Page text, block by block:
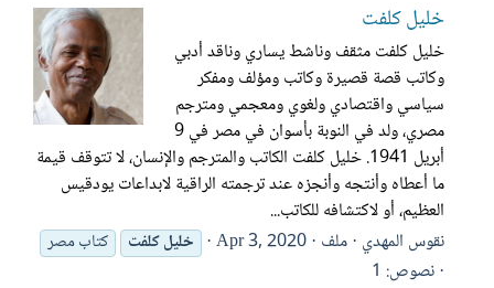
خليل كلفت
خليل كلفت مثقف وناشط يساري وناقد أدبي
وكاتب قصة قصيرة وكاتب ومؤلف ومفكر
سياسي واقتصادي ولغوي ومعجمي ومترجم
مصري، ولد في النوبة بأسوان في مصر في 9
أبريل 1941. خليل كلفت الكاتب والمترجم والإنسان، لا تتوقف قيمة
ما أعطاه وأنتجه وأنجزه عند ترجمته الراقية لابداعات يودقيس
العظيم، أو لاكتشافه للكاتب...
نقوس المهدي ملف Apr 3, 2020 خليلكلفت كتاب مصر
نصوص: 1